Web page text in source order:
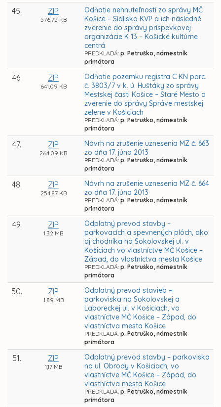
45. ZIP
576,72 KB
Odňatie nehnuteľností zo správy MČ
Košice – Sídlisko KVP a ich následné
zverenie do správy príspevkovej
organizácie K 13 – Košické kultúrne
centrá
PREDKLADÁ: p. Petruško, námestník
primátora
46. ZIP
641,09 KB
Odňatie pozemku registra C KN parc.
č. 3803/7 v k. ú. Huštáky zo správy
Mestskej časti Košice – Staré Mesto a
zverenie do správy Správe mestskej
zelene v Košiciach
PREDKLADÁ: p. Petruško, námestník
primátora
47. ZIP
264,09 KB
Návrh na zrušenie uznesenia MZ č. 663
zo dňa 17. júna 2013
PREDKLADÁ: p. Petruško, námestník
primátora
48. ZIP
254,87 KB
Návrh na zrušenie uznesenia MZ č. 664
zo dňa 17. júna 2013
PREDKLADÁ: p. Petruško, námestník
primátora
49. ZIP
1,32 MB
Odplatný prevod stavby –
parkovacích a spevnených plôch, ako
aj chodníka na Sokolovskej ul. v
Košiciach vo vlastníctve MČ Košice –
Západ, do vlastníctva mesta Košice
PREDKLADÁ: p. Petruško, námestník
primátora
50. ZIP
1,89 MB
Odplatný prevod stavieb –
parkoviska na Sokolovskej a
Laboreckej ul. v Košiciach, vo
vlastníctve MČ Košice – Západ, do
vlastníctva mesta Košice
PREDKLADÁ: p. Petruško, námestník
primátora
51. ZIP
1,17 MB
Odplatný prevod stavby – parkoviska
na ul. Obrody v Košiciach, vo
vlastníctve MČ Košice – Západ, do
vlastníctva mesta Košice
PREDKLADÁ: p. Petruško, námestník
primátora